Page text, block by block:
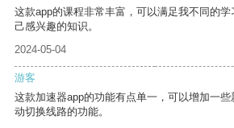
这款app的课程非常丰富，可以满足我不同的
己感兴趣的知识。
2024-05-04
游客
这款加速器app的功能有点单一，可以增加一
动切换线路的功能。